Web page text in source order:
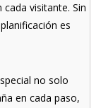
visitante. Sin
es
no solo
en cada paso,